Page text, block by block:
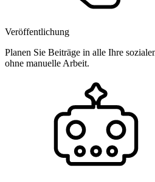
Veröffentlichung
Planen Sie Beiträge in alle Ihre
ohne manuelle Arbeit.